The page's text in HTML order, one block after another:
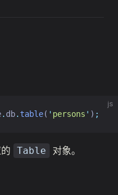
js
. db. table( ' persons ' ) ;
Table 对象。